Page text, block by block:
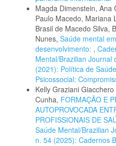
Magda Dimenstein, Ana
Paulo Macedo, Mariana
Brasil de Macedo Silva,
Nunes, Saúde mental
desenvolvimento: ,
Mental/Brazilian Journal
(2021): Política de
Psicossocial:
Kelly Graziani
Cunha, FORMAÇÃO E
AUTOPROVOCADA
PROFISSIONAIS DE
Saúde Mental/Brazilian
n. 54 (2025): Cadernos